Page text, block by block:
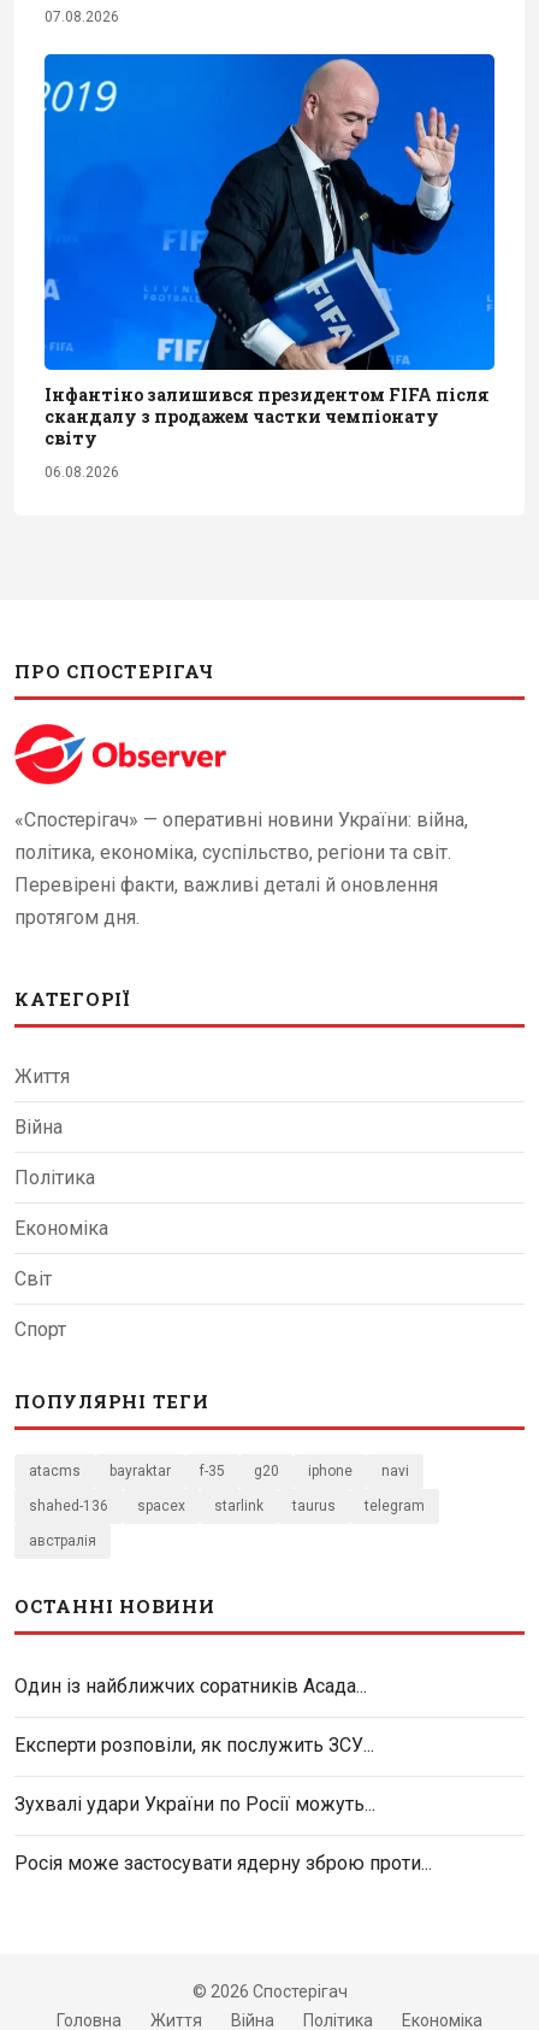
07.08.2026
Інфантіно залишився президентом FIFA після
скандалу з продажем частки чемпіонату
світу
06.08.2026
ПРО СПОСТЕРІГАЧ
«Спостерігач» — оперативні новини України: війна,
політика, економіка, суспільство, регіони та світ.
Перевірені факти, важливі деталі й оновлення
протягом дня.
КАТЕГОРІЇ
Життя
Війна
Політика
Економіка
Світ
Спорт
ПОПУЛЯРНІ ТЕГИ
atacms bayraktar f-35 g20 iphone navi
shahed-136 spacex starlink taurus telegram
австралія
ОСТАННІ НОВИНИ
Один із найближчих соратників Асада...
Експерти розповіли, як послужить ЗСУ...
Зухвалі удари України по Росії можуть...
Росія може застосувати ядерну зброю проти...
© 2026 Спостерігач
Головна
Життя Війна Політика Економіка